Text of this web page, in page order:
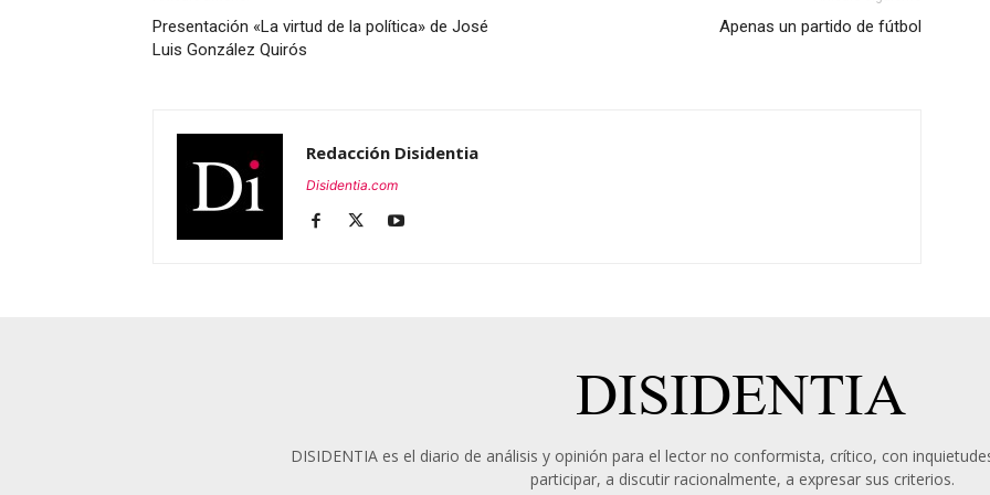
Presentación «La virtud de la política» de José
Luis González Quirós
Apenas un partido de fútbol
Redacción Disidentia
Disidentia.com
DISIDENTIA es el diario de análisis y opinión para el lector no conformista, crítico, con
participar, a discutir racionalmente, a expresar sus criterios.